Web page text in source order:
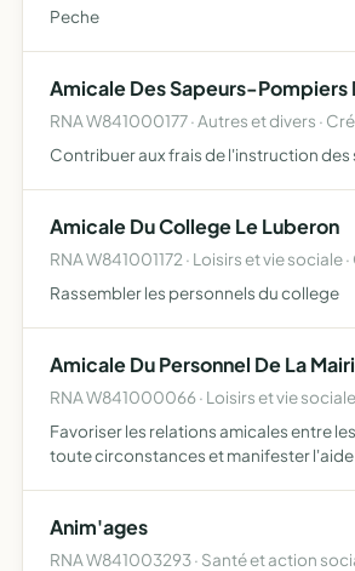
Peche
Amicale Des Sapeurs-Pompiers
RNA W841000177 · Autres et divers ·
Contribuer aux frais de l'instruction
Amicale Du College Le Luberon
RNA W841001172 · Loisirs et vie sociale
Rassembler les personnels du college
Amicale Du Personnel De La
RNA W841000066 · Loisirs et vie sociale
Favoriser les relations amicales entre
toute circonstances et manifester
Anim'ages
RNA W841003293 · Santé et action